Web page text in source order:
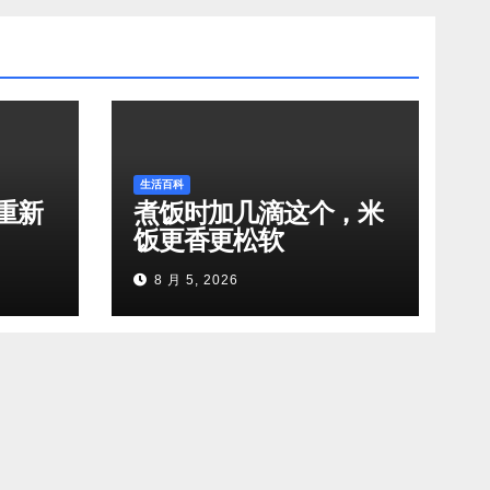
新
生活百科
煮饭时加几滴这个，米
饭更香更松软
8 月 5, 2026